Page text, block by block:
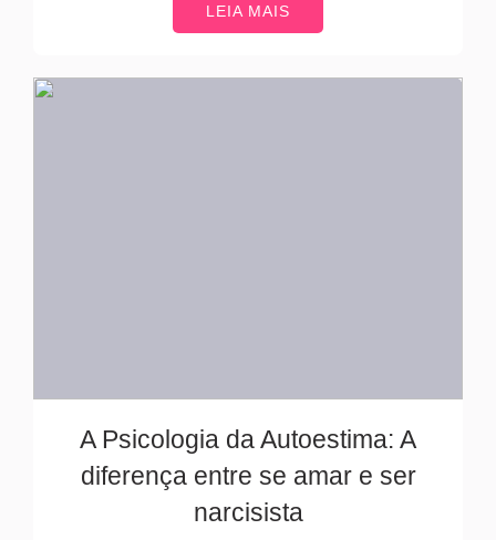
LEIA MAIS
A Psicologia da Autoestima: A
diferença entre se amar e ser
narcisista